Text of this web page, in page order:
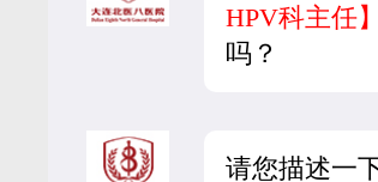
HPV科主任】
吗？
请您描述一